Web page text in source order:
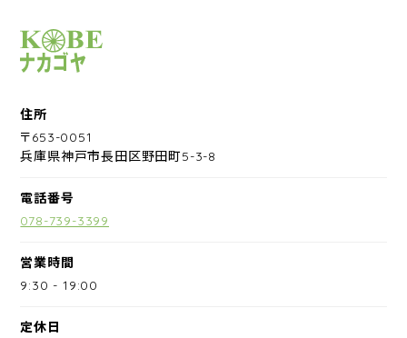
サイクルショップナカゴヤ
住所
〒653-0051
兵庫県神戸市長田区野田町5-3-8
電話番号
078-739-3399
営業時間
9:30 -19:00
定休日